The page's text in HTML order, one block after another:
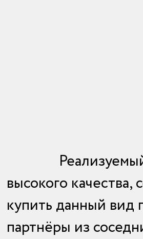
высокого
купить данный
партнёры из